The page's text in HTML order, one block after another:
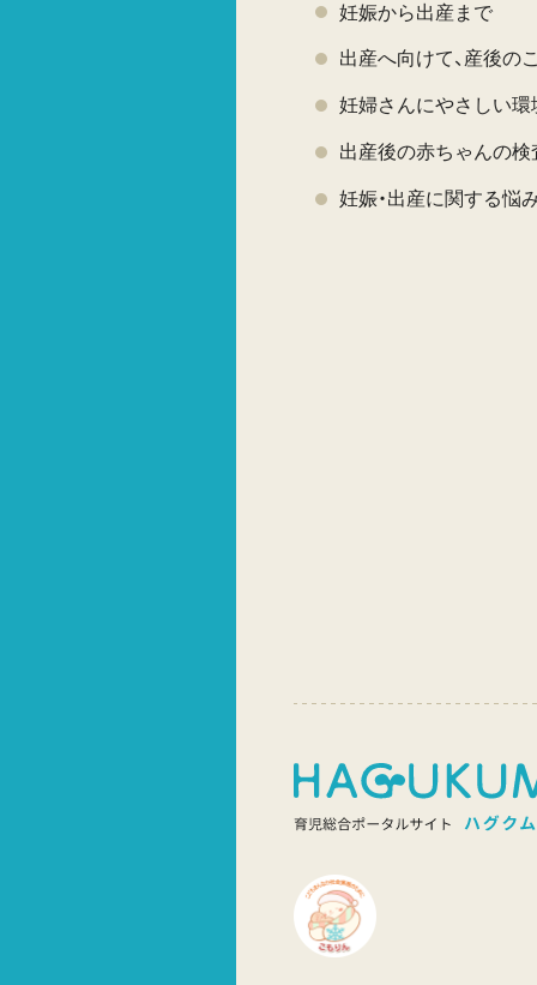
妊娠から出産まで
出産へ向けて、産後の
妊婦さんにやさしい環
出産後の赤ちゃんの検
妊娠・出産に関する悩